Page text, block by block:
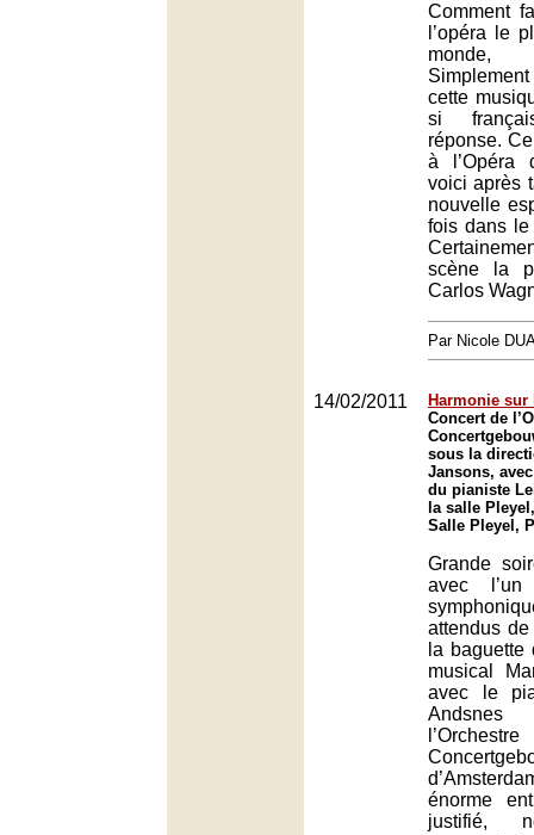
Comment
l’opéra le
cette
si
réponse.
à l’Opéra
voici après
nouvelle
fois dans le
scène la
Carlos
Par Nicole
14/02/2011
Harmonie
Concert de
sous la
Jansons,
du pianiste
la salle
Salle Pleyel,
Grande
avec
attendus
la baguette
musical
avec le
énorme
justifié,